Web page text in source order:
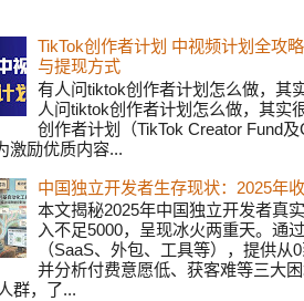
TikTok创作者计划 中视频计划全攻
与提现方式
有人问tiktok创作者计划怎么做，其
人问tiktok创作者计划怎么做，其实
创作者计划（TikTok Creator Fund
激励优质内容...
中国独立开发者生存现状：2025年
本文揭秘2025年中国独立开发者真
入不足5000，呈现冰火两重天。通
（SaaS、外包、工具等），提供
并分析付费意愿低、获客难等三大
群，了...